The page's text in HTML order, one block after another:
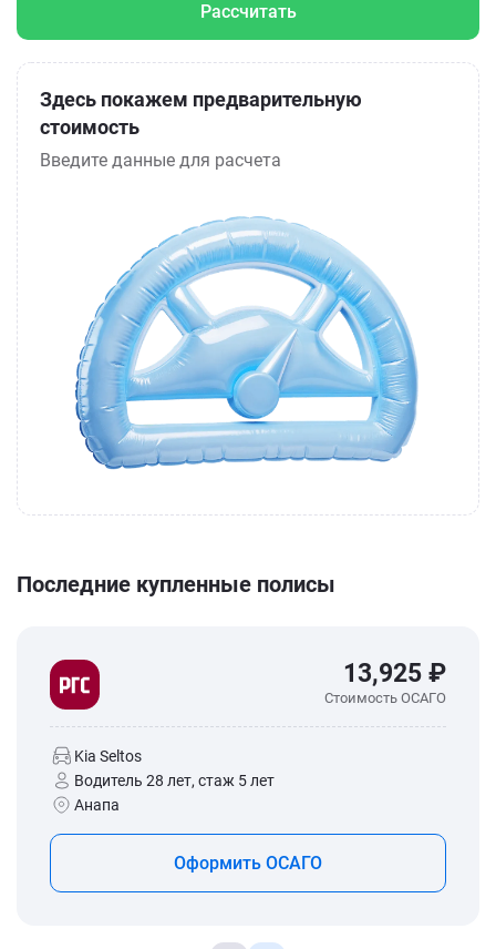
Рассчитать
Здесь покажем предварительную
стоимость
Введите данные для расчета
Последние купленные полисы
13,925 ₽
Стоимость ОСАГО
Kia Seltos
Водитель 28 лет, стаж 5 лет
Анапа
Оформить ОСАГО